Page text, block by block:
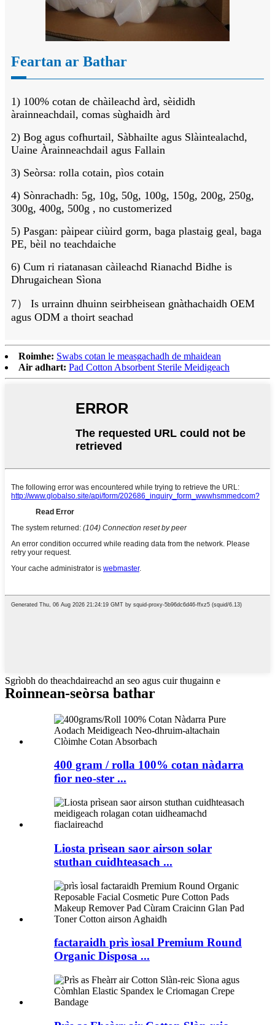
Feartan ar Bathar
1) 100% cotan de chàileachd àrd, sèididh
àrainneachdail, comas sùghaidh àrd
2) Bog agus cofhurtail, Sàbhailte agus Slàintealachd,
Uaine Àrainneachdail agus Fallain
3) Seòrsa: rolla cotain, pìos cotain
4) Sònrachadh: 5g, 10g, 50g, 100g, 150g, 200g, 250g,
300g, 400g, 500g , no customerized
5) Pasgan: pàipear ciùird gorm, baga plastaig geal, baga
PE, bèil no teachdaiche
6) Cum ri riatanasan càileachd Rianachd Bidhe is
Dhrugaichean Sìona
7） Is urrainn dhuinn seirbheisean gnàthachaidh OEM
agus ODM a thoirt seachad
Roimhe: Swabs cotan le measgachadh de mhaidean
Air adhart: Pad Cotton Absorbent Sterile Meidigeach
Sgrìobh do theachdaireachd an seo agus cuir thugainn e
Roinnean-seòrsa bathar
400 gram / rolla 100% cotan nàdarra
fìor neo-ster ...
Liosta prìsean saor airson solar
stuthan cuidhteasach ...
factaraidh prìs ìosal Premium Round
Organic Disposa ...